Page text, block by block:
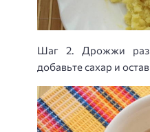
Шаг 2. Дрожжи
добавьте сахар и